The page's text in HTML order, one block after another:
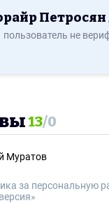
Петросян
пользователь не
13/0
Муратов
за персональную